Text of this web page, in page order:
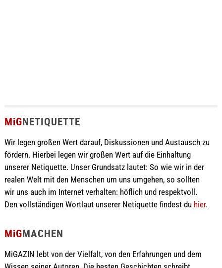
MiGNETIQUETTE
Wir legen großen Wert darauf, Diskussionen und Austausch zu
fördern. Hierbei legen wir großen Wert auf die Einhaltung
unserer Netiquette. Unser Grundsatz lautet: So wie wir in der
realen Welt mit den Menschen um uns umgehen, so sollten
wir uns auch im Internet verhalten: höflich und respektvoll.
Den vollständigen Wortlaut unserer Netiquette findest du hier.
MiGMACHEN
MiGAZIN lebt von der Vielfalt, von den Erfahrungen und dem